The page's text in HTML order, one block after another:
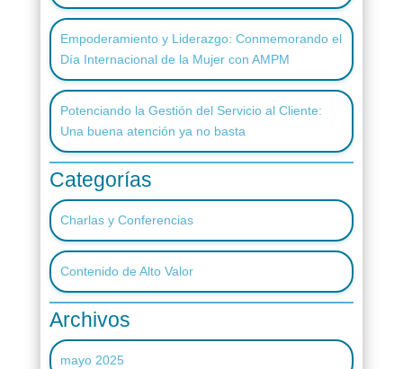
Empoderamiento y Liderazgo: Conmemorando el
Día Internacional de la Mujer con AMPM
Potenciando la Gestión del Servicio al Cliente:
Una buena atención ya no basta
Categorías
Charlas y Conferencias
Contenido de Alto Valor
Archivos
mayo 2025